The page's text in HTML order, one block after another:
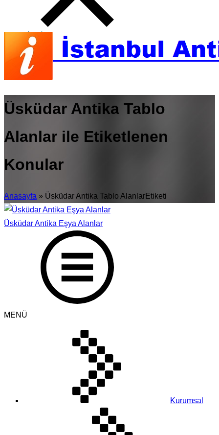
Üsküdar Antika Tablo
Alanlar ile Etiketlenen
Konular
Anasayfa » Üsküdar Antika Tablo AlanlarEtiketi
Üsküdar Antika Eşya Alanlar
MENÜ
Kurumsal